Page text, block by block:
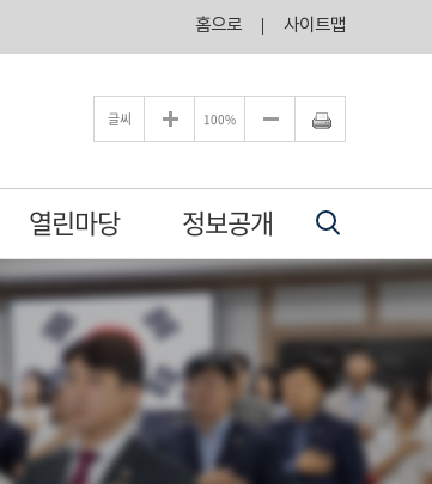
홈으로 사이트맵
글씨 100%
열린마당 정보공개